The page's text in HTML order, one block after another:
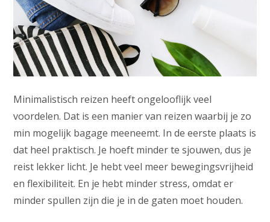
Minimalistisch reizen heeft ongelooflijk veel
voordelen. Dat is een manier van reizen waarbij je zo
min mogelijk bagage meeneemt. In de eerste plaats is
dat heel praktisch. Je hoeft minder te sjouwen, dus je
reist lekker licht. Je hebt veel meer bewegingsvrijheid
en flexibiliteit. En je hebt minder stress, omdat er
minder spullen zijn die je in de gaten moet houden.